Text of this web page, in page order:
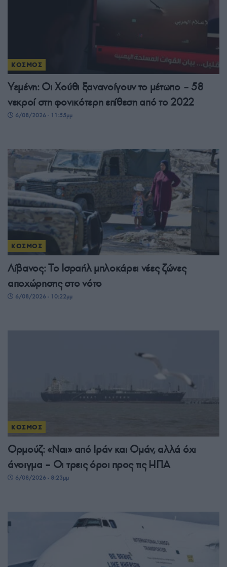
ΚΟΣΜΟΣ
Υεμένη: Οι Χούθι ξανανοίγουν το μέτωπο – 58
νεκροί στη φονικότερη επίθεση από το 2022
6/08/2026 - 11:55μμ
ΚΟΣΜΟΣ
Λίβανος: Το Ισραήλ μπλοκάρει νέες ζώνες
αποχώρησης στο νότο
6/08/2026 - 10:22μμ
ΚΟΣΜΟΣ
Ορμούζ: «Ναι» από Ιράν και Ομάν, αλλά όχι
άνοιγμα – Οι τρεις όροι προς τις ΗΠΑ
6/08/2026 - 8:23μμ